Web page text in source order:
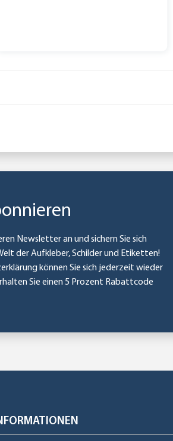
Newsletter an und sichern Sie sich
der Aufkleber, Schilder und Etiketten!
können Sie sich jederzeit wieder
Sie einen 5 Prozent Rabattcode